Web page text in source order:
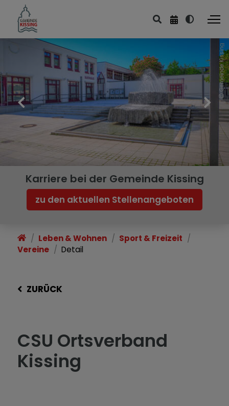
Gemeinde Kissing
Karriere bei der Gemeinde Kissing
zu den aktuellen Stellenangeboten
Leben & Wohnen
Sport & Freizeit
Vereine
Detail
ZURÜCK
CSU Ortsverband
Kissing